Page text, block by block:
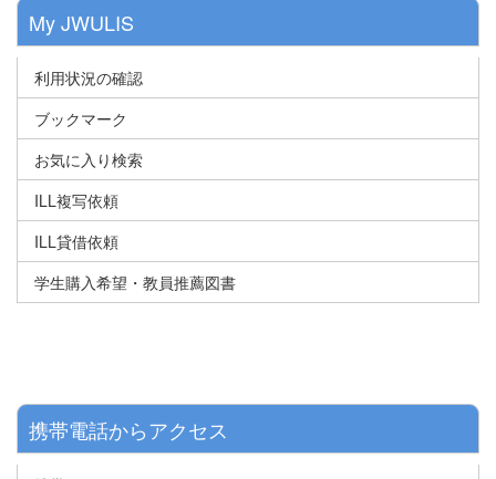
My JWULIS
利用状況の確認
ブックマーク
お気に入り検索
ILL複写依頼
ILL貸借依頼
学生購入希望・教員推薦図書
携帯電話からアクセス